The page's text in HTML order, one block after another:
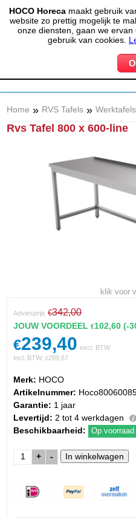
HOCO Horecamaakt gebruik
website zo prettig mogelijk te
onze diensten, gaan we
gebruik van cookies.
(020) 497 6325
MIJN ACCOUNT 0
Home » RVS Tafels » Werktafels
Rvs Tafel 800 x 600-line
klik voor
Adviesprijs €342,00
JOUW VOORDEEL€102,60 (-
€239,40 excl. BTW
Incl. BTW:€289,67
Merk: HOCO
Artikelnummer:
Garantie: 1 jaar
Levertijd: 2 tot 4 werkdagen
Beschikbaarheid:
Op voorraad
+ -